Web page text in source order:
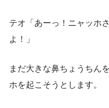
テオ「あーっ！ニャッホ
よ！」
まだ大きな鼻ちょうちん
ホを起こそうとします。